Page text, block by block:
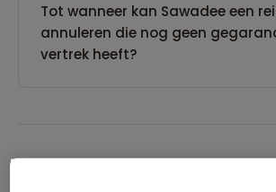
Tot wanneer kan Sawadee een
annuleren die nog geen
vertrek heeft?